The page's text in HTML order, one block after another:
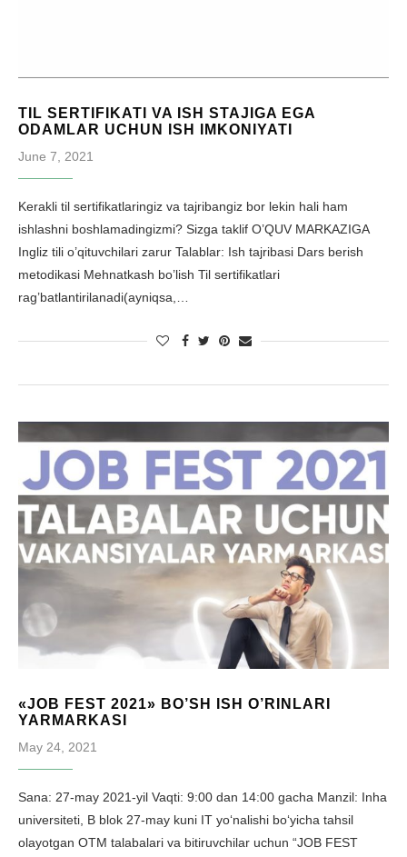
TIL SERTIFIKATI VA ISH STAJIGA EGA
ODAMLAR UCHUN ISH IMKONIYATI
June 7, 2021
Kerakli til sertifikatlaringiz va tajribangiz bor lekin hali ham
ishlashni boshlamadingizmi? Sizga taklif O’QUV MARKAZIGA
Ingliz tili o’qituvchilari zarur Talablar: Ish tajribasi Dars berish
metodikasi Mehnatkash bo’lish Til sertifikatlari
rag’batlantirilanadi(ayniqsa,…
«JOB FEST 2021» BO’SH ISH O’RINLARI
YARMARKASI
May 24, 2021
Sana: 27-may 2021-yil Vaqti: 9:00 dan 14:00 gacha Manzil: Inha
universiteti, B blok 27-may kuni IT yo‘nalishi bo‘yicha tahsil
olayotgan OTM talabalari va bitiruvchilar uchun “JOB FEST